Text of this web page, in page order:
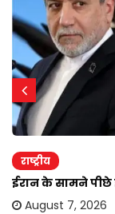
राष्ट्रीय
ईरान के सामने पीछे
August 7, 2026